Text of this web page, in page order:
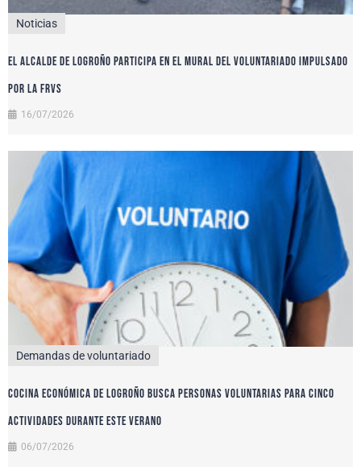
Noticias
El alcalde de Logroño participa en el Mural del Voluntariado impulsado
por la FRVS
16/07/2026
Demandas de voluntariado
Cocina Económica de Logroño busca personas voluntarias para cinco
actividades durante este verano
06/07/2026